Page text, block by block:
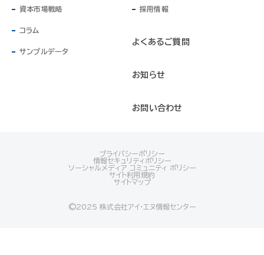
資本市場戦略
コラム
サンプルデータ
採用情報
よくあるご質問
お知らせ
お問い合わせ
©️2025 株式会社アイ・エヌ情報センター
プライバシーポリシー
情報セキュリティポリシー
ソーシャルメディア コミュニティ ポリシー
サイト利用規約
サイトマップ